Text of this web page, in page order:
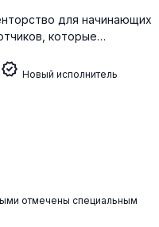
для начинающих
которые…
verified Новый исполнитель
отмечены специальным